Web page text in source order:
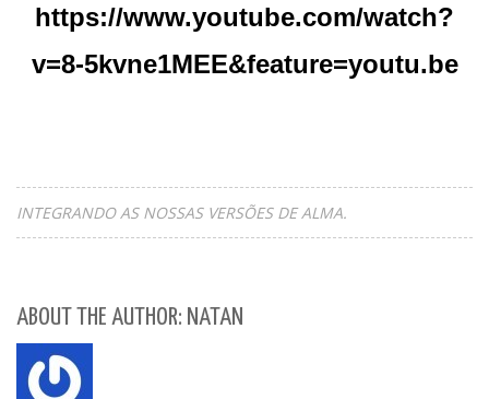
https://www.youtube.com/watch?
v=8-5kvne1MEE&feature=youtu.be
INTEGRANDO AS NOSSAS VERSÕES DE ALMA.
ABOUT THE AUTHOR: NATAN